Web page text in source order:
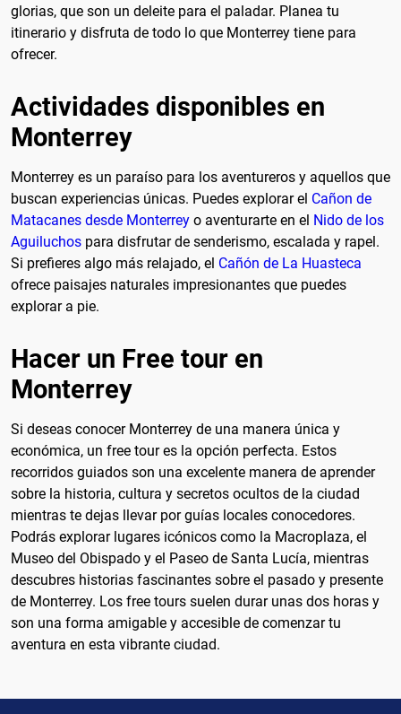
glorias, que son un deleite para el paladar. Planea tu
itinerario y disfruta de todo lo que Monterrey tiene para
ofrecer.
Actividades disponibles en
Monterrey
Monterrey es un paraíso para los aventureros y aquellos que
buscan experiencias únicas. Puedes explorar el Cañon de
Matacanes desde Monterrey o aventurarte en el Nido de los
Aguiluchos para disfrutar de senderismo, escalada y rapel.
Si prefieres algo más relajado, el Cañón de La Huasteca
ofrece paisajes naturales impresionantes que puedes
explorar a pie.
Hacer un Free tour en
Monterrey
Si deseas conocer Monterrey de una manera única y
económica, un free tour es la opción perfecta. Estos
recorridos guiados son una excelente manera de aprender
sobre la historia, cultura y secretos ocultos de la ciudad
mientras te dejas llevar por guías locales conocedores.
Podrás explorar lugares icónicos como la Macroplaza, el
Museo del Obispado y el Paseo de Santa Lucía, mientras
descubres historias fascinantes sobre el pasado y presente
de Monterrey. Los free tours suelen durar unas dos horas y
son una forma amigable y accesible de comenzar tu
aventura en esta vibrante ciudad.